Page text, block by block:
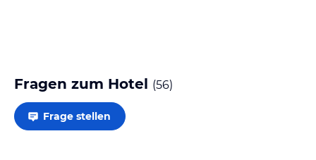
Fragen zum Hotel (56)
Frage stellen